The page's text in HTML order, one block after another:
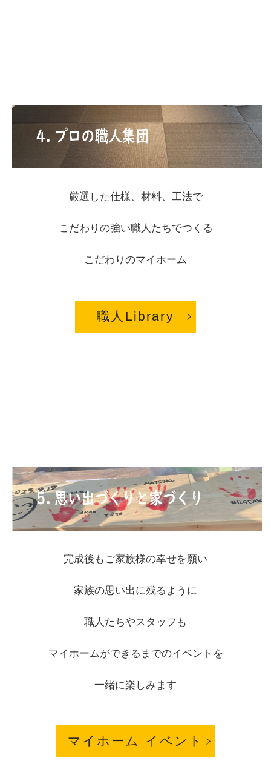
厳選した仕様、材料、工法で
こだわりの強い職人たちでつくる
こだわりのマイホーム
職人Library
完成後もご家族様の幸せを願い
家族の思い出に残るように
職人たちやスタッフも
マイホームができるまでのイベントを
一緒に楽しみます
マイホーム イベント